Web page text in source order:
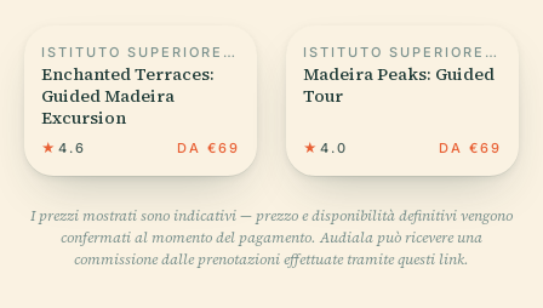
ISTITUTO SUPERIORE DI AMMINISTRAZIONE E LINGUE DI MADEIRA
Enchanted Terraces:
Guided Madeira
Excursion
★ 4.6 DA €69
ISTITUTO SUPERIORE DI AMMINISTRAZIONE E LINGUE DI MADEIRA
Madeira Peaks: Guided
Tour
★ 4.0 DA €69
I prezzi mostrati sono indicativi — prezzo e disponibilità definitivi vengono
confermati al momento del pagamento. Audiala può ricevere una
commissione dalle prenotazioni effettuate tramite questi link.